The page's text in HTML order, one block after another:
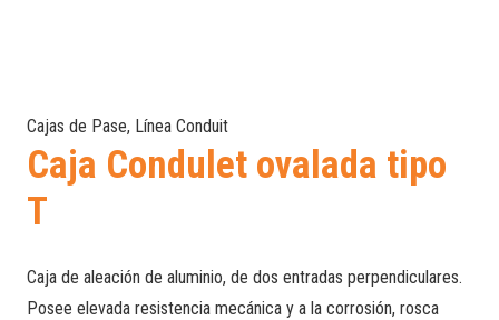
Cajas de Pase, Línea Conduit
Caja Condulet ovalada tipo
T
Caja de aleación de aluminio, de dos entradas perpendiculares.
Posee elevada resistencia mecánica y a la corrosión, rosca